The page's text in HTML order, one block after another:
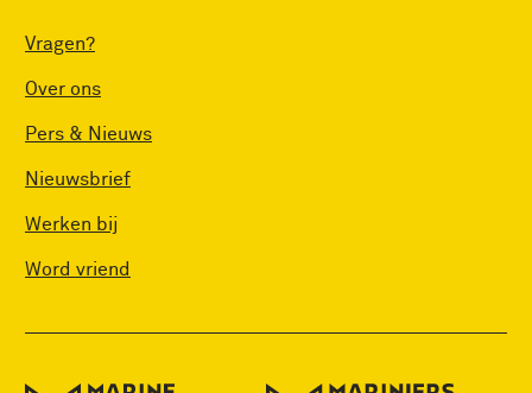
Vragen?
Over ons
Pers & Nieuws
Nieuwsbrief
Werken bij
Word vriend